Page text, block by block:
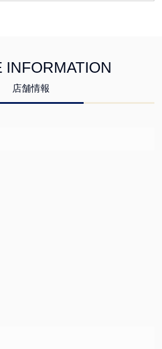
INFORMATION
店舗情報